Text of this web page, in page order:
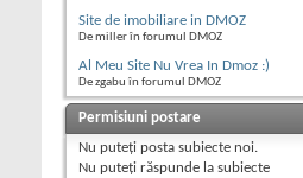
Site de imobiliare in DMOZ
De miller în forumul DMOZ
Al Meu Site Nu Vrea In Dmoz :)
De zgabu în forumul DMOZ
Permisiuni postare
Nu puteţi posta subiecte noi.
Nu puteţi răspunde la subiecte